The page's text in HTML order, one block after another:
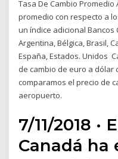
Tasa De Cambio
promedio con respecto a
un índice adicional Bancos
Argentina, Bélgica, Brasil,
España, Estados. Unidos
de cambio de euro a dólar
comparamos el precio de
aeropuerto.
7/11/2018 ·
Canadá ha